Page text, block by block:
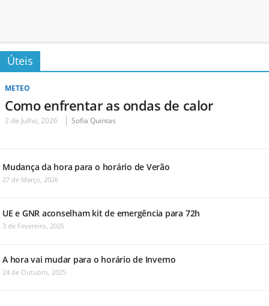
Úteis
METEO
Como enfrentar as ondas de calor
2 de Julho, 2026 Sofia Quintas
Mudança da hora para o horário de Verão
27 de Março, 2026
UE e GNR aconselham kit de emergência para 72h
3 de Fevereiro, 2026
A hora vai mudar para o horário de Inverno
24 de Outubro, 2025